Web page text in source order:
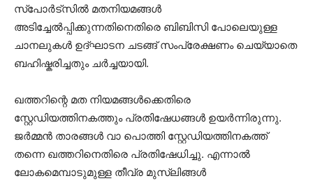
സ്പോർട്സിൽ മതനിയമങ്ങൾ
അടിച്ചേൽപ്പിക്കുന്നതിനെതിരെ ബിബിസി പോലെയുള്ള
ചാനലുകൾ ഉദ്‌ഘാടന ചടങ്ങ് സംപ്രേക്ഷണം ചെയ്യാതെ
ബഹിഷ്കരിച്ചതും ചർച്ചയായി.
ഖത്തറിന്റെ മത നിയമങ്ങൾക്കെതിരെ
സ്റ്റേഡിയത്തിനകത്തും പ്രതിഷേധങ്ങൾ ഉയർന്നിരുന്നു.
ജർമ്മൻ താരങ്ങൾ വാ പൊത്തി സ്റ്റേഡിയത്തിനകത്ത്
തന്നെ ഖത്തറിനെതിരെ പ്രതിഷേധിച്ചു. എന്നാൽ
ലോകമെമ്പാടുമുള്ള തീവ്ര മുസ്ലിങ്ങൾ